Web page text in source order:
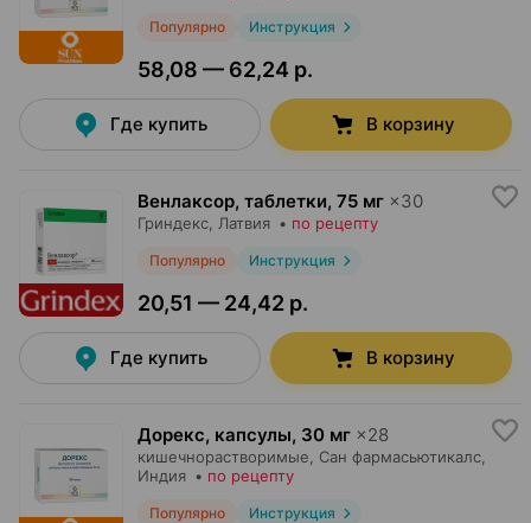
Популярно Инструкция
58,08 — 62,24 р.
Где купить В корзину
Венлаксор, таблетки, 75 мг ×30
Гриндекс , Латвия • по рецепту
Популярно Инструкция
20,51 — 24,42 р.
Где купить В корзину
Дорекс, капсулы, 30 мг ×28
кишечнорастворимые, Сан фармасьютикалс
Индия • по рецепту
Популярно Инструкция